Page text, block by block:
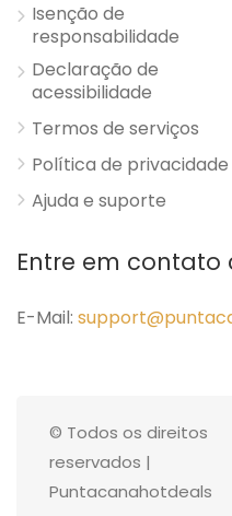
Isenção de
responsabilidade
Declaração de
acessibilidade
Termos de serviços
Política de privacidade
Ajuda e suporte
Entre em contato
E-Mail:
© Todos os direitos
reservados |
Puntacanahotdeals